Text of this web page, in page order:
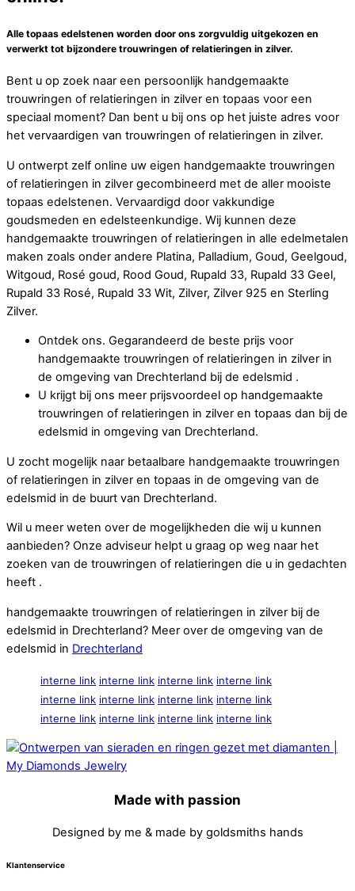
Alle topaas edelstenen worden door ons zorgvuldig uitgekozen en
verwerkt tot bijzondere trouwringen of relatieringen in zilver.
Bent u op zoek naar een persoonlijk handgemaakte
trouwringen of relatieringen in zilver en topaas voor een
speciaal moment? Dan bent u bij ons op het juiste adres voor
het vervaardigen van trouwringen of relatieringen in zilver.
U ontwerpt zelf online uw eigen handgemaakte trouwringen
of relatieringen in zilver gecombineerd met de aller mooiste
topaas edelstenen. Vervaardigd door vakkundige
goudsmeden en edelsteenkundige. Wij kunnen deze
handgemaakte trouwringen of relatieringen in alle edelmetalen
maken zoals onder andere Platina, Palladium, Goud, Geelgoud,
Witgoud, Rosé goud, Rood Goud, Rupald 33, Rupald 33 Geel,
Rupald 33 Rosé, Rupald 33 Wit, Zilver, Zilver 925 en Sterling
Zilver.
Ontdek ons. Gegarandeerd de beste prijs voor
handgemaakte trouwringen of relatieringen in zilver in
de omgeving van Drechterland bij de edelsmid .
U krijgt bij ons meer prijsvoordeel op handgemaakte
trouwringen of relatieringen in zilver en topaas dan bij de
edelsmid in omgeving van Drechterland.
U zocht mogelijk naar betaalbare handgemaakte trouwringen
of relatieringen in zilver en topaas in de omgeving van de
edelsmid in de buurt van Drechterland.
Wil u meer weten over de mogelijkheden die wij u kunnen
aanbieden? Onze adviseur helpt u graag op weg naar het
zoeken van de trouwringen of relatieringen die u in gedachten
heeft .
handgemaakte trouwringen of relatieringen in zilver bij de
edelsmid in Drechterland? Meer over de omgeving van de
edelsmid in Drechterland
interne link interne link interne link interne link
interne link interne link interne link interne link
interne link interne link interne link interne link
Made with passion
Designed by me & made by goldsmiths hands
Klantenservice